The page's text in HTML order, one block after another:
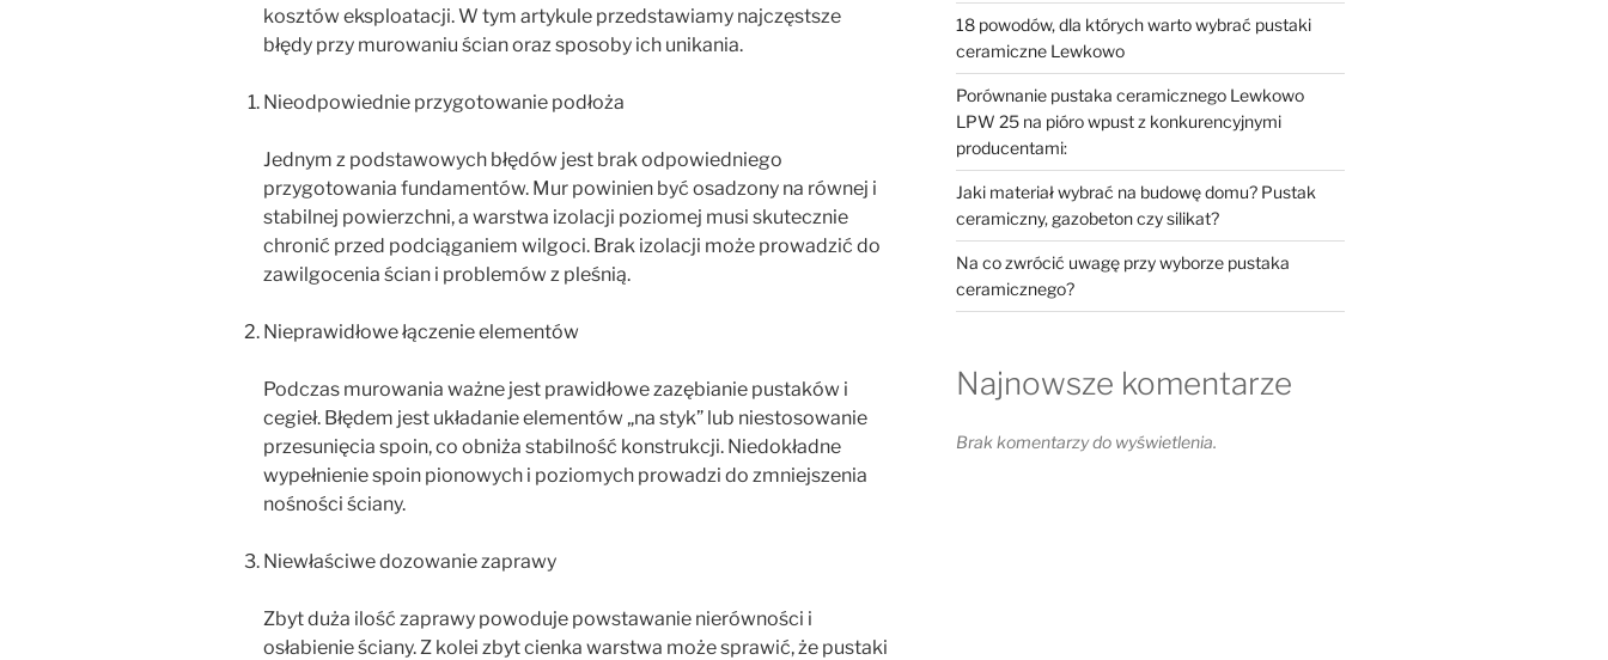
kosztów eksploatacji. W tym artykule przedstawiamy najczęstsze
błędy przy murowaniu ścian oraz sposoby ich unikania.
Nieodpowiednie przygotowanie podłoża
Jednym z podstawowych błędów jest brak odpowiedniego
przygotowania fundamentów. Mur powinien być osadzony na równej i
stabilnej powierzchni, a warstwa izolacji poziomej musi skutecznie
chronić przed podciąganiem wilgoci. Brak izolacji może prowadzić do
zawilgocenia ścian i problemów z pleśnią.
Nieprawidłowe łączenie elementów
Podczas murowania ważne jest prawidłowe zazębianie pustaków i
cegieł. Błędem jest układanie elementów „na styk” lub niestosowanie
przesunięcia spoin, co obniża stabilność konstrukcji. Niedokładne
wypełnienie spoin pionowych i poziomych prowadzi do zmniejszenia
nośności ściany.
Niewłaściwe dozowanie zaprawy
Zbyt duża ilość zaprawy powoduje powstawanie nierówności i
osłabienie ściany. Z kolei zbyt cienka warstwa może sprawić, że pustaki
18 powodów, dla których warto wybrać pustaki
ceramiczne Lewkowo
Porównanie pustaka ceramicznego Lewkowo
LPW 25 na pióro wpust z konkurencyjnymi
producentami:
Jaki materiał wybrać na budowę domu? Pustak
ceramiczny, gazobeton czy silikat?
Na co zwrócić uwagę przy wyborze pustaka
ceramicznego?
Najnowsze komentarze
Brak komentarzy do wyświetlenia.